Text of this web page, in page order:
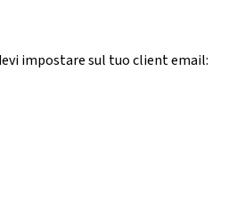
impostare sul tuo client email: